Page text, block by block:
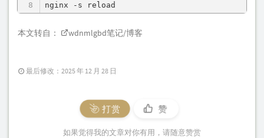
    location / {
        proxy_http_version 1.1;
#proxy_set_header Host $proxy_host;
proxy_set_header X-Forwarded-Proto
proxy_set_header Upgrade
nginx -s reload
本文转自： wdnmlgbd笔记/博客
最后修改：2025 年 12 月 28 日
打赏 赞
如果觉得我的文章对你有用，请随意赞赏